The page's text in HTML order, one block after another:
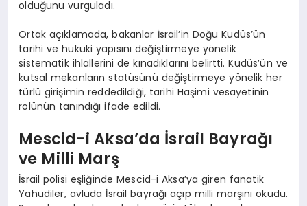
olduğunu vurguladı.
Ortak açıklamada, bakanlar İsrail’in Doğu Kudüs’ün
tarihi ve hukuki yapısını değiştirmeye yönelik
sistematik ihlallerini de kınadıklarını belirtti. Kudüs’ün ve
kutsal mekanların statüsünü değiştirmeye yönelik her
türlü girişimin reddedildiği, tarihi Haşimi vesayetinin
rolünün tanındığı ifade edildi.
Mescid-i Aksa’da İsrail Bayrağı
ve Milli Marş
İsrail polisi eşliğinde Mescid-i Aksa’ya giren fanatik
Yahudiler, avluda İsrail bayrağı açıp milli marşını okudu.